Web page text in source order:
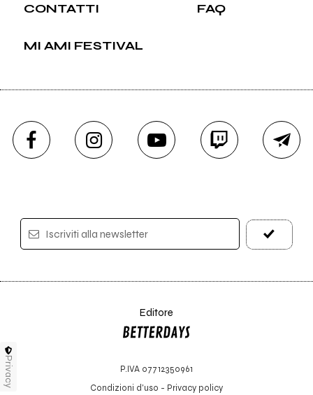
CONTATTI FAQ
MI AMI FESTIVAL
Iscriviti alla newsletter
Editore
P.IVA 07712350961
Condizioni d'uso - Privacy policy
Privacy